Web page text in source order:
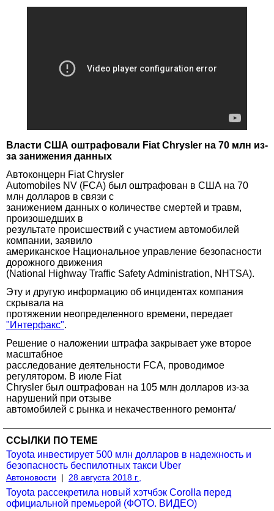
Власти США оштрафовали Fiat Chrysler на 70 млн из-
за занижения данных
Автоконцерн Fiat Chrysler
Automobiles NV (FCA) был оштрафован в США на 70
млн долларов в связи с
занижением данных о количестве смертей и травм,
произошедших в
результате происшествий с участием автомобилей
компании, заявило
американское Национальное управление безопасности
дорожного движения
(National Highway Traffic Safety Administration, NHTSA).
Эту и другую информацию об инцидентах компания
скрывала на
протяжении неопределенного времени, передает
"Интерфакс".
Решение о наложении штрафа закрывает уже второе
масштабное
расследование деятельности FCA, проводимое
регулятором. В июле Fiat
Chrysler был оштрафован на 105 млн долларов из-за
нарушений при отзыве
автомобилей с рынка и некачественного ремонта/
ССЫЛКИ ПО ТЕМЕ
Toyota инвестирует 500 млн долларов в надежность и
безопасность беспилотных такси Uber
Автоновости | 28 августа 2018 г.,
Toyota рассекретила новый хэтчбэк Corolla перед
официальной премьерой (ФОТО. ВИДЕО)